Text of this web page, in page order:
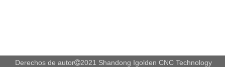
Derechos de autor2021 Shandong Igolden CNC Technology